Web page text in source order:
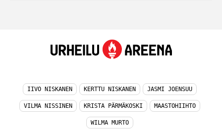
IIVO NISKANEN KERTTU NISKANEN JASMI JOENSUU
VILMA NISSINEN KRISTA PÄRMÄKOSKI MAASTOHIIHTO
WILMA MURTO